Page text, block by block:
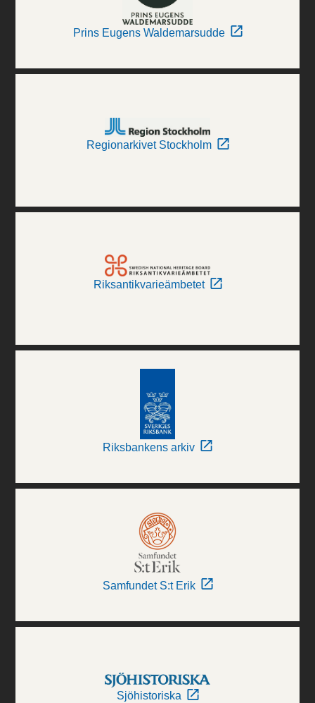
Prins Eugens Waldemarsudde
Regionarkivet Stockholm
Riksantikvarieämbetet
Riksbankens arkiv
Samfundet S:t Erik
Sjöhistoriska